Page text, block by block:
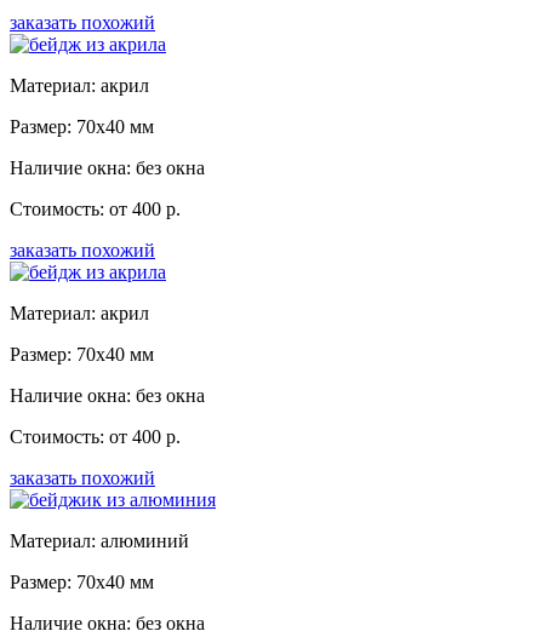
заказать похожий
Материал: акрил
Размер: 70x40 мм
Наличие окна: без окна
Стоимость: от 400 р.
заказать похожий
Материал: акрил
Размер: 70x40 мм
Наличие окна: без окна
Стоимость: от 400 р.
заказать похожий
Материал: алюминий
Размер: 70x40 мм
Наличие окна: без окна